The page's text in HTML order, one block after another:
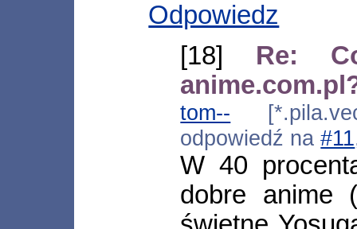
Odpowiedz
[18] Re:
tom--
odpowiedź na#11
W 40
dobre anime